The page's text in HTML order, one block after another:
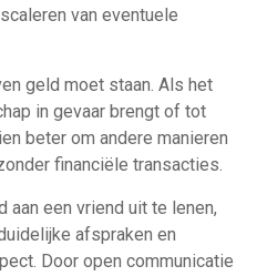
van eventuele
geld moet staan. Als het
in gevaar brengt of tot
beter om andere manieren
financiële transacties.
aan een vriend uit te lenen,
afspraken en
Door open communicatie